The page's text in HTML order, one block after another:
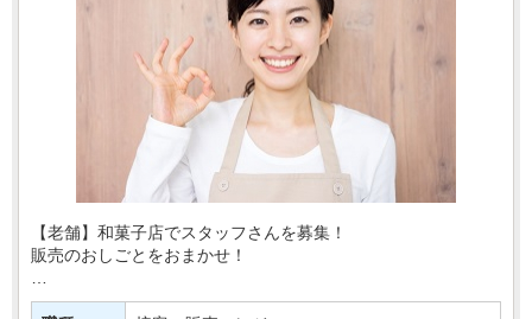
【老舗】和菓子店でスタッフさんを募集！
販売のおしごとをおまかせ！
～＊・～＊・～＊・～～＊